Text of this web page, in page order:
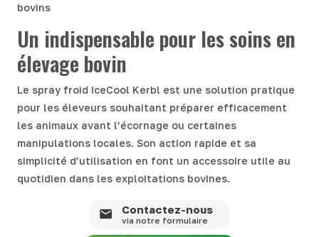
bovins
Un indispensable pour les soins en
élevage bovin
Le spray froid IceCool Kerbl est une solution pratique
pour les éleveurs souhaitant préparer efficacement
les animaux avant l’écornage ou certaines
manipulations locales. Son action rapide et sa
simplicité d’utilisation en font un accessoire utile au
quotidien dans les exploitations bovines.
Contactez-nous
via notre formulaire